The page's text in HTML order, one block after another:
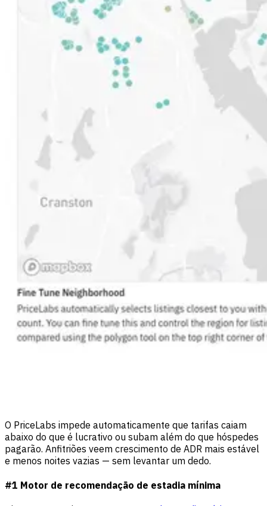
O PriceLabs impede automaticamente que tarifas caiam
abaixo do que é lucrativo ou subam além do que hóspedes
pagarão. Anfitriões veem crescimento de ADR mais estável
e menos noites vazias — sem levantar um dedo.
#1 Motor de recomendação de estadia mínima